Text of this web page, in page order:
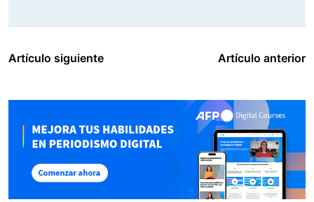
Artículo siguiente Artículo anterior